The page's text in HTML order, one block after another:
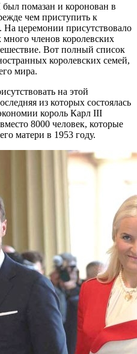
помазан и коронован в
чем приступить к
церемонии присутствовало
членов королевских
Вот полный список
королевских семей,
мира.
на этой
из которых состоялась
король Карл III
8000 человек, которые
матери в 1953 году.